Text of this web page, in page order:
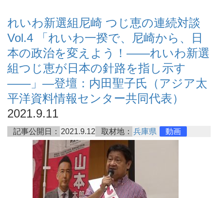
れいわ新選組尼崎 つじ恵の連続対談
Vol.4 「れいわ一揆で、尼崎から、日
本の政治を変えよう！――れいわ新選
組つじ恵が日本の針路を指し示す
――」―登壇：内田聖子氏（アジア太
平洋資料情報センター共同代表）
2021.9.11
記事公開日： 2021.9.12 取材地： 兵庫県 動画